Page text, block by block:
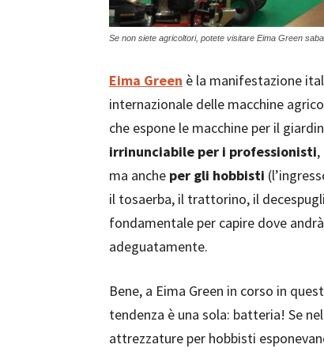
Se non siete agricoltori, potete visitare Eima Green
Eima Green è la manifestazione
internazionale delle macchine
che espone le macchine per il
irrinunciabile per i professionisti
ma anche per gli hobbisti
il tosaerba, il trattorino, il
fondamentale per capire dove
adeguatamente.
Bene, a Eima Green in corso in
tendenza è una sola: batteria! Se
attrezzature per hobbisti